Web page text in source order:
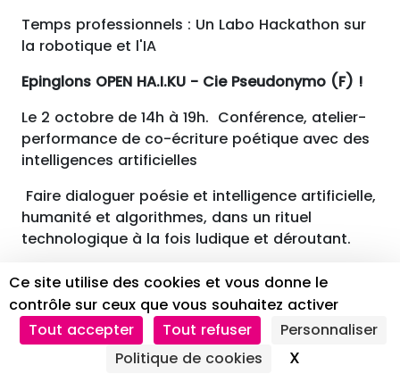
Ce site utilise des cookies et vous donne le
contrôle sur ceux que vous souhaitez activer
Tout accepter
Tout refuser
Personnaliser
Politique de cookies
X
Temps professionnels : Un Labo Hackathon sur
la robotique et l'IA
Epinglons OPEN HA.I.KU - Cie Pseudonymo (F) !
Le 2 octobre de 14h à 19h. Conférence, atelier-
performance de co-écriture poétique avec des
intelligences artificielles
Faire dialoguer poésie et intelligence artificielle,
humanité et algorithmes, dans un rituel
technologique à la fois ludique et déroutant.
Open HA.I.KU est un atelier-performance qui
transforme un atelier d'écriture en une
expérience scénique immersive. Ce projet
convie le public à une co-création poétique où
dialoguent humains et intelligences artificielles.